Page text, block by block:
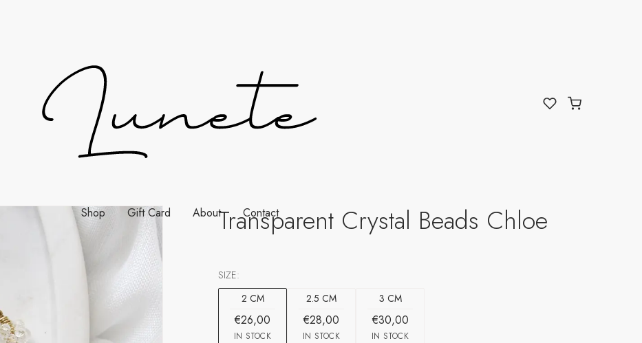
Shop Gift Card About Contact
Transparent Crystal Beads Chloe
SIZE:
2 CM
€26,00
IN STOCK
2.5 CM
€28,00
IN STOCK
3 CM
€30,00
IN STOCK